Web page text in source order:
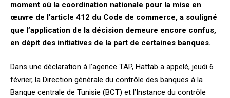
moment où la coordination nationale pour la mise en
œuvre de l’article 412 du Code de commerce, a souligné
que l’application de la décision demeure encore confus,
en dépit des initiatives de la part de certaines banques.
Dans une déclaration à l’agence TAP, Hattab a appelé, jeudi 6
février, la Direction générale du contrôle des banques à la
Banque centrale de Tunisie (BCT) et l’Instance du contrôle